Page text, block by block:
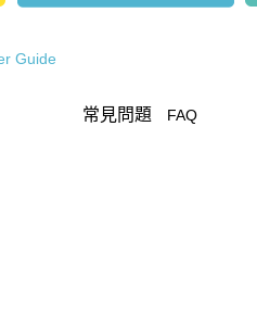
Guide
常見問題 FAQ